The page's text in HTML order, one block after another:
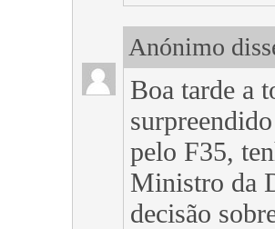
Anónimo
Boa tarde a
pelo F35,
Ministro da
decisão